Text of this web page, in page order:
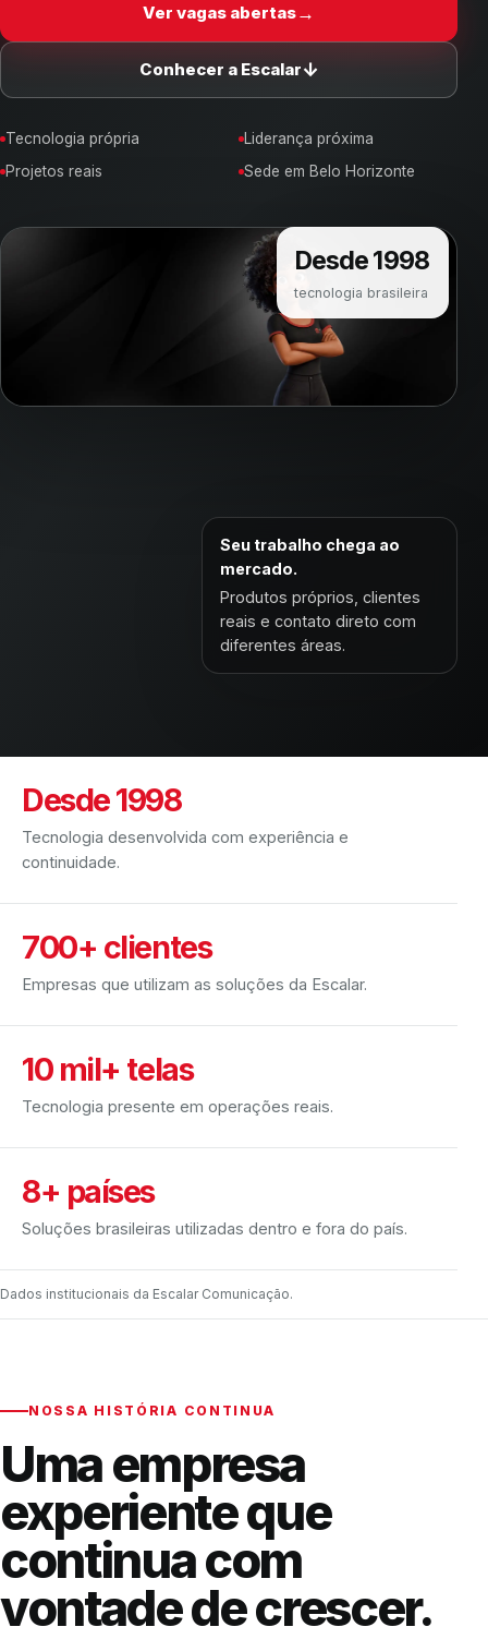
Ver vagas abertas→
Conhecer a Escalar↓
Tecnologia própria
Liderança próxima
Projetos reais
Sede em Belo Horizonte
Desde 1998
tecnologia brasileira
Seu trabalho chega ao
mercado.
Produtos próprios, clientes
reais e contato direto com
diferentes áreas.
Desde 1998
Tecnologia desenvolvida com experiência e
continuidade.
700+ clientes
Empresas que utilizam as soluções da Escalar.
10 mil+ telas
Tecnologia presente em operações reais.
8+ países
Soluções brasileiras utilizadas dentro e fora do país.
Dados institucionais da Escalar Comunicação.
NOSSA HISTÓRIA CONTINUA
Uma empresa
experiente que
continua com
vontade de crescer.